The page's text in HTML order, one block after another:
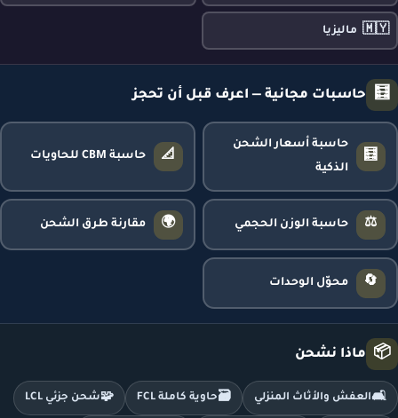
🇲🇾 ماليزيا
🧮 حاسبات مجانية — اعرف قبل أن تحجز
🧮
حاسبة أسعار الشحن
الذكية
📐 حاسبة CBM للحاويات
⚖️ حاسبة الوزن الحجمي 🌍 مقارنة طرق الشحن
🔄 محوّل الوحدات
📦 ماذا نشحن
🛋️العفش والأثاث المنزلي 🗃️حاوية كاملة FCL 🧩شحن جزئي LCL